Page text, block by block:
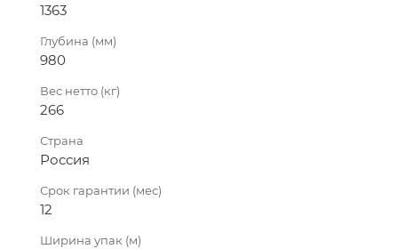
1363
Глубина (мм)
980
Вес нетто (кг)
266
Страна
Россия
Срок гарантии (мес)
12
Ширина упак (м)